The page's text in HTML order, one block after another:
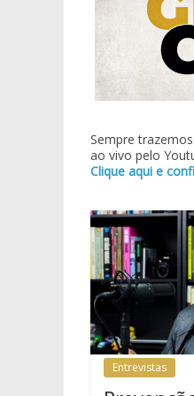
Sempre
ao vivo pelo
Clique aqui e
Entrevistas